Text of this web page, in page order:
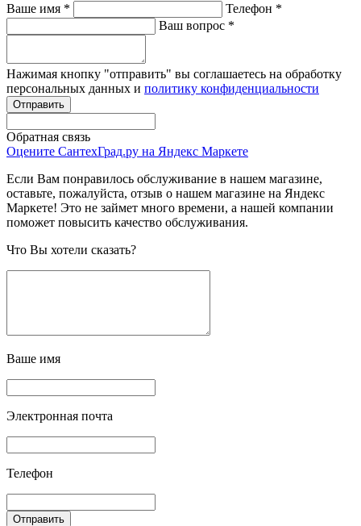
Ваше имя * Телефон *
Ваш вопрос *
Нажимая кнопку "отправить" вы соглашаетесь на обработку
персональных данных и политику конфиденциальности
Обратная связь
Оцените СантехГрад.ру на Яндекс Маркете
Если Вам понравилось обслуживание в нашем магазине,
оставьте, пожалуйста, отзыв о нашем магазине на Яндекс
Маркете! Это не займет много времени, а нашей компании
поможет повысить качество обслуживания.
Что Вы хотели сказать?
Ваше имя
Электронная почта
Телефон